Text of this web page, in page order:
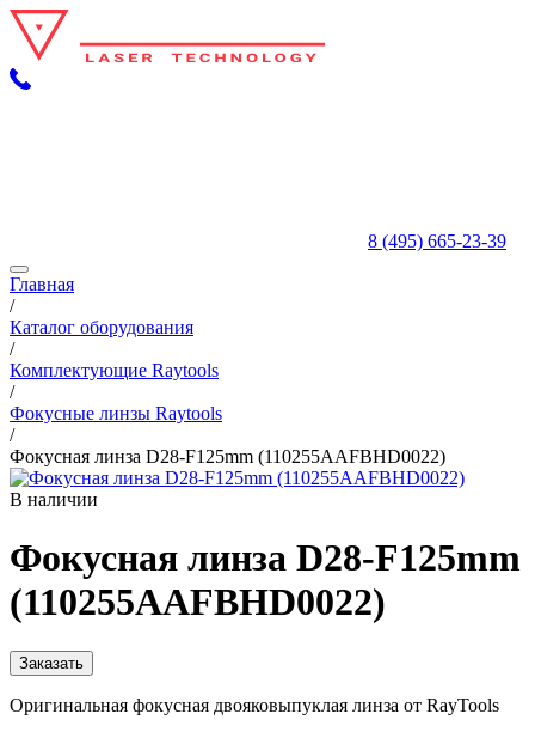
8 (495) 665-23-39
Главная
/
Каталог оборудования
/
Комплектующие Raytools
/
Фокусные линзы Raytools
/
Фокусная линза D28-F125mm (110255AAFBHD0022)
В наличии
Фокусная линза D28-F125mm
(110255AAFBHD0022)
Заказать
Оригинальная фокусная двояковыпуклая линза от RayTools